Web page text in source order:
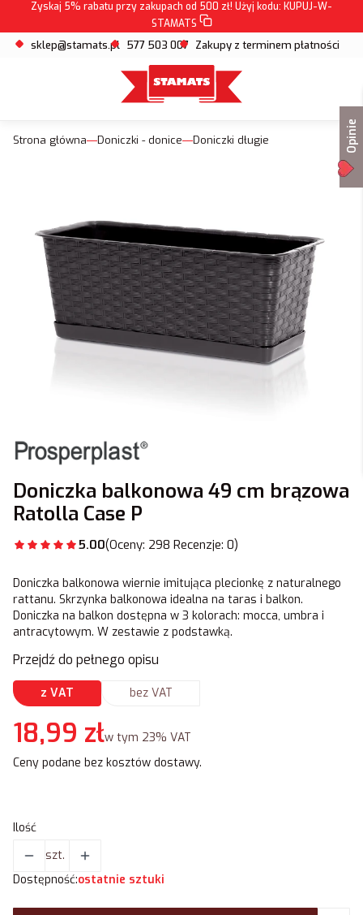
Zyskaj 5% rabatu przy zakupach od 500 zł! Użyj kodu: KUPUJ-W-
STAMATS
sklep@stamats.pl 577 503 007 Zakupy z terminem płatności
Strona główna Doniczki - donice Doniczki długie
Doniczka balkonowa 49 cm brązowa
Ratolla Case P
5.00(Oceny: 298 Recenzje: 0)
Doniczka balkonowa wiernie imitująca plecionkę z naturalnego
rattanu. Skrzynka balkonowa idealna na taras i balkon.
Doniczka na balkon dostępna w 3 kolorach: mocca, umbra i
antracytowym. W zestawie z podstawką.
Przejdź do pełnego opisu
z VAT bez VAT
Cena
18,99 złw tym 23% VAT
w tym 23% VAT
Ceny podane bez kosztów dostawy.
Ilość
szt.
Dostępność:ostatnie sztuki
Opinie